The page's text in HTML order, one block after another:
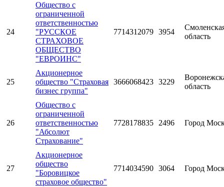
24
Общество с
ограниченной
ответственностью
"РУССКОЕ
СТРАХОВОЕ
ОБЩЕСТВО
"ЕВРОИНС"
7714312079 3954
область
25
Акционерное
общество "Страховая
бизнес группа"
3666068423 3229
область
26
Общество с
ограниченной
ответственностью
"Абсолют
Страхование"
7728178835 2496 Город
27
Акционерное
общество
"Боровицкое
страховое общество"
7714034590 3064 Город